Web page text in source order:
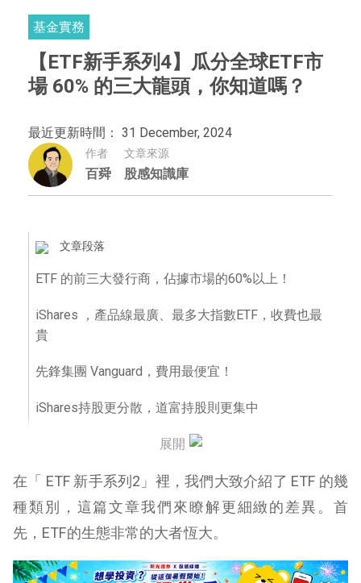
基金實務
【ETF新手系列4】瓜分全球ETF市
場 60% 的三大龍頭，你知道嗎？
最近更新時間： 31 December, 2024
作者
百舜
文章來源
股感知識庫
文章段落
ETF 的前三大發行商，佔據市場的60%以上！
iShares ，產品線最廣、最多大指數ETF，收費也最
貴
先鋒集團 Vanguard，費用最便宜！
iShares持股更分散，道富持股則更集中
展開
在「 ETF 新手系列2」裡，我們大致介紹了 ETF 的幾
種類別，這篇文章我們來瞭解更細緻的差異。首
先，ETF的生態非常的大者恆大。